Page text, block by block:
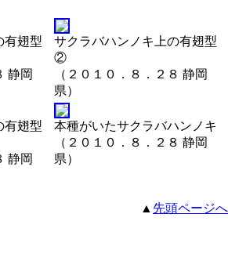
有翅型
静岡
サクラバハンノキ上の有翅型
②
（２０１０．８．２８ 静岡
県）
有翅型
静岡
本種がいたサクラバハンノキ
（２０１０．８．２８ 静岡
県）
▲ 先頭ページへ